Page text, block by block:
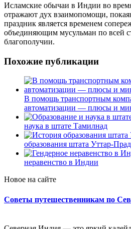
Исламские обычаи в Индии во
отражают дух взаимопомощи,
праздник является временем
объединяющим мусульман по всей
благополучии.
Похожие публикации
В помощь транспортным
автоматизации — плюсы и
наука в штате Тамилнад
образования штата Уттар-
неравенство в Индии
Новое на сайте
Советы путешественникам по